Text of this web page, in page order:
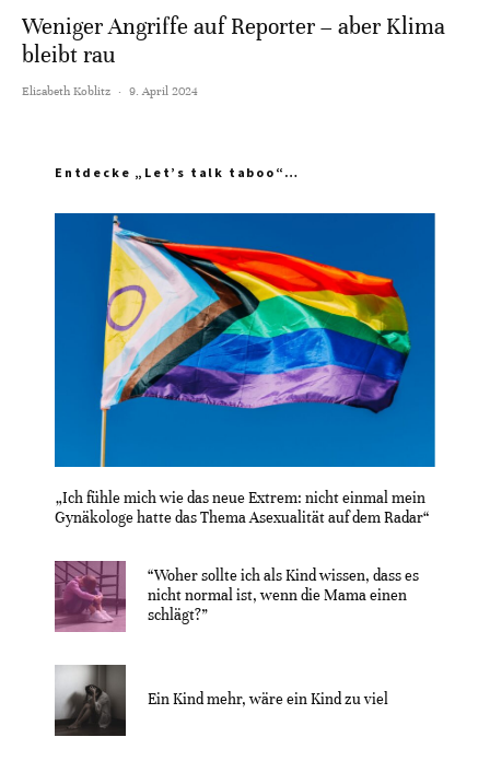
Weniger Angriffe auf Reporter – aber Klima
bleibt rau
Elisabeth Koblitz · 9. April 2024
Entdecke „Let’s talk taboo“…
„Ich fühle mich wie das neue Extrem: nicht einmal mein
Gynäkologe hatte das Thema Asexualität auf dem Radar“
“Woher sollte ich als Kind wissen, dass es
nicht normal ist, wenn die Mama einen
schlägt?”
Ein Kind mehr, wäre ein Kind zu viel